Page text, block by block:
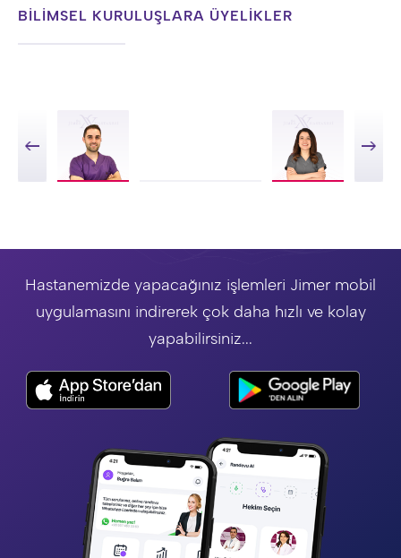
BİLİMSEL KURULUŞLARA ÜYELİKLER
Hastanemizde yapacağınız işlemleri Jimer mobil
uygulamasını indirerek çok daha hızlı ve kolay
yapabilirsiniz...